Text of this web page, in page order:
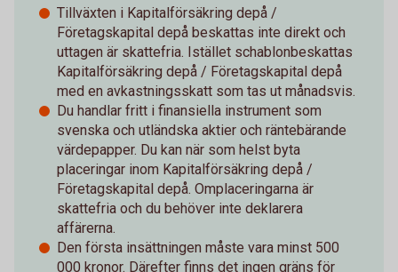
Tillväxten i Kapitalförsäkring depå /
Företagskapital depå beskattas inte direkt och
uttagen är skattefria. Istället schablonbeskattas
Kapitalförsäkring depå / Företagskapital depå
med en avkastningsskatt som tas ut månadsvis.
Du handlar fritt i finansiella instrument som
svenska och utländska aktier och räntebärande
värdepapper. Du kan när som helst byta
placeringar inom Kapitalförsäkring depå /
Företagskapital depå. Omplaceringarna är
skattefria och du behöver inte deklarera
affärerna.
Den första insättningen måste vara minst 500
000 kronor. Därefter finns det ingen gräns för